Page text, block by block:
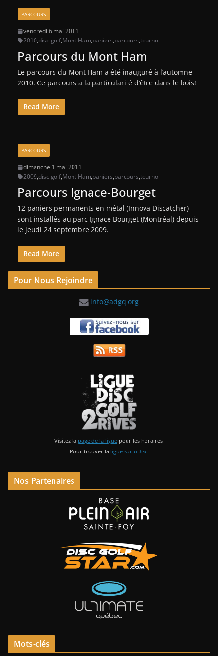
PARCOURS
vendredi 6 mai 2011
2010,disc golf,Mont Ham,paniers,parcours,tournoi
Parcours du Mont Ham
Le parcours du Mont Ham a été inauguré à l’automne
2010. Ce parcours a la particularité d’être dans le bois!
Read More
PARCOURS
dimanche 1 mai 2011
2009,disc golf,Mont Ham,paniers,parcours,tournoi
Parcours Ignace-Bourget
12 paniers permanents en métal (Innova Discatcher)
sont installés au parc Ignace Bourget (Montréal) depuis
le jeudi 24 septembre 2009.
Read More
Pour Nous Rejoindre
info@adgq.org
Visitez la page de la liguepour les horaires.
Pour trouver la ligue sur uDisc.
Nos Partenaires
Mots-clés